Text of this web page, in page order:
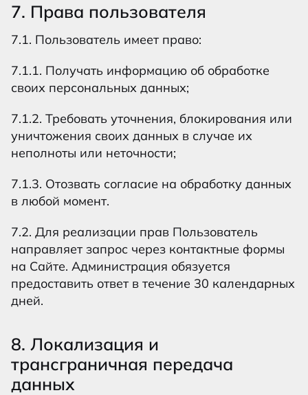
7. Права пользователя
7.1. Пользователь имеет право:
7.1.1. Получать информацию об обработке
своих персональных данных;
7.1.2. Требовать уточнения, блокирования или
уничтожения своих данных в случае их
неполноты или неточности;
7.1.3. Отозвать согласие на обработку данных
в любой момент.
7.2. Для реализации прав Пользователь
направляет запрос через контактные формы
на Сайте. Администрация обязуется
предоставить ответ в течение 30 календарных
дней.
8. Локализация и
трансграничная передача
данных